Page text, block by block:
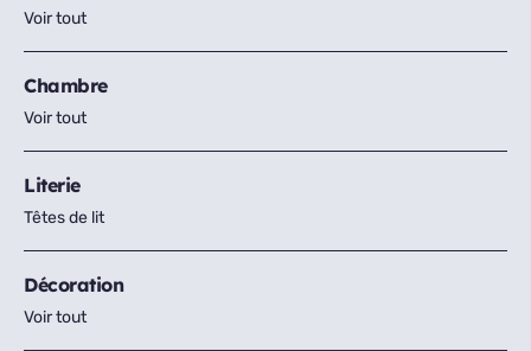
Voir tout
Chambre
Voir tout
Literie
Têtes de lit
Décoration
Voir tout